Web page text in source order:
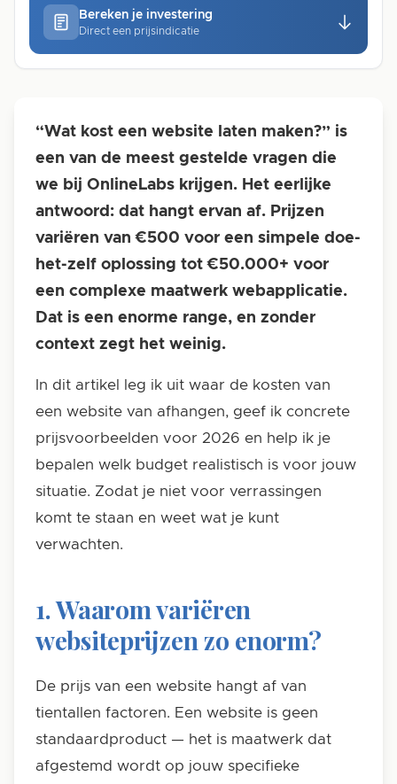
Bereken je investering
Direct een prijsindicatie
“Wat kost een website laten maken?” is
een van de meest gestelde vragen die
we bij OnlineLabs krijgen. Het eerlijke
antwoord: dat hangt ervan af. Prijzen
variëren van €500 voor een simpele doe-
het-zelf oplossing tot €50.000+ voor
een complexe maatwerk webapplicatie.
Dat is een enorme range, en zonder
context zegt het weinig.
In dit artikel leg ik uit waar de kosten van
een website van afhangen, geef ik concrete
prijsvoorbeelden voor 2026 en help ik je
bepalen welk budget realistisch is voor jouw
situatie. Zodat je niet voor verrassingen
komt te staan en weet wat je kunt
verwachten.
1. Waarom variëren
websiteprijzen zo enorm?
De prijs van een website hangt af van
tientallen factoren. Een website is geen
standaardproduct — het is maatwerk dat
afgestemd wordt op jouw specifieke